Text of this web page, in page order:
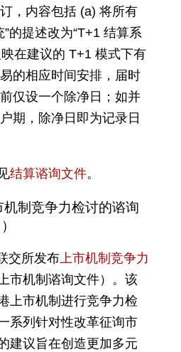
，内容包括 (a) 将所有
”的提述改为“T+1 结算系
在建议的 T+1 模式下有
的相应时间安排，届时
仅设一个除净日；如并
期，除净日即为记录日
结算谘询文件。
制竞争力检讨的谘询
交所发布上市机制竞争力
上市机制谘询文件）。该
上市机制进行竞争力检
系列针对性改革征询市
建议旨在创造更加多元